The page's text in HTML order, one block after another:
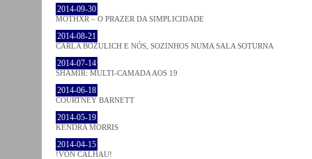
2014-09-30
MOTHXR – O PRAZER DA SIMPLICIDADE
2014-08-21
CARLA BOZULICH E NÓS, SOZINHOS NUMA SALA SOTURNA
2014-07-14
SHAMIR: MULTI-CAMADA AOS 19
2014-06-18
COURTNEY BARNETT
2014-05-19
KENDRA MORRIS
2014-04-15
!VON CALHAU!